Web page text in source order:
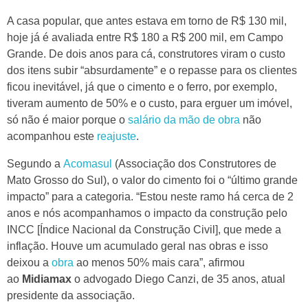
A casa popular, que antes estava em torno de R$ 130 mil,
hoje já é avaliada entre R$ 180 a R$ 200 mil, em Campo
Grande. De dois anos para cá, construtores viram o custo
dos itens subir “absurdamente” e o repasse para os clientes
ficou inevitável, já que o cimento e o ferro, por exemplo,
tiveram aumento de 50% e o custo, para erguer um imóvel,
só não é maior porque o salário da mão de obra não
acompanhou este reajuste.
Segundo a Acomasul (Associação dos Construtores de
Mato Grosso do Sul), o valor do cimento foi o “último grande
impacto” para a categoria. “Estou neste ramo há cerca de 2
anos e nós acompanhamos o impacto da construção pelo
INCC [Índice Nacional da Construção Civil], que mede a
inflação. Houve um acumulado geral nas obras e isso
deixou a obra ao menos 50% mais cara”, afirmou
ao Midiamax o advogado Diego Canzi, de 35 anos, atual
presidente da associação.